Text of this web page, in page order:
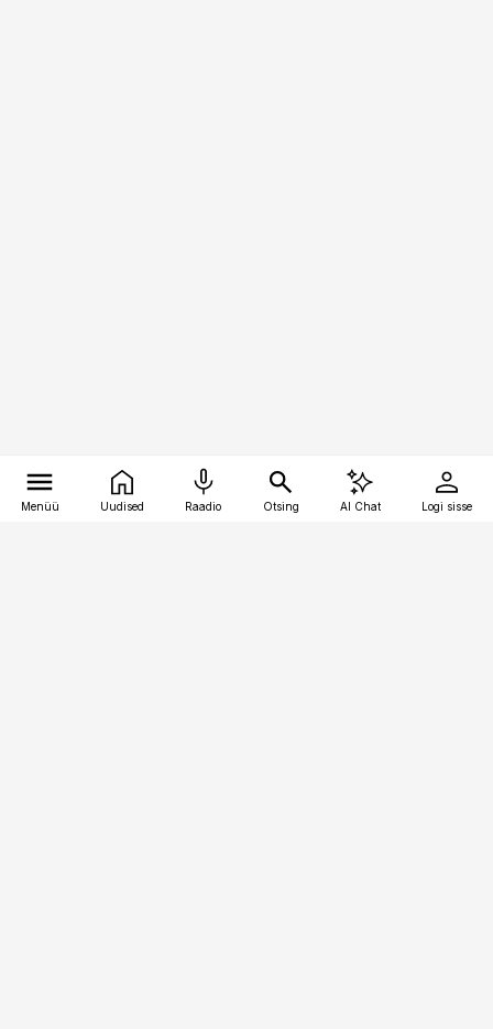
Menüü Uudised Raadio Otsing AI Chat Logi sisse